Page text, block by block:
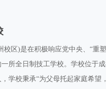
校区)是在积极响应党中央、“重
所全日制技工学校。学校位于
学校秉承“为父母托起家庭希